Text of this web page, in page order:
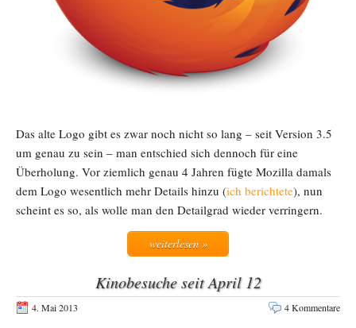
Das alte Logo gibt es zwar noch nicht so lang – seit Version 3.5
um genau zu sein – man entschied sich dennoch für eine
Überholung. Vor ziemlich genau 4 Jahren fügte Mozilla damals
dem Logo wesentlich mehr Details hinzu (ich berichtete), nun
scheint es so, als wolle man den Detailgrad wieder verringern.
weiterlesen »
Kinobesuche seit April 12
4. Mai 2013 4 Kommentare